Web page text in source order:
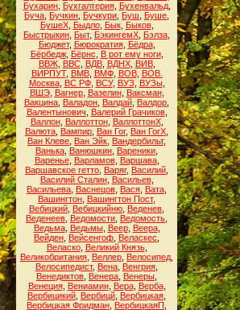
Бухарин, Бухгалтерия, Бухенвальд,
Буча Бучкин Бучкури Буш Буше
БушеХ, Быдло, Бык, Быков,
Быстрыкин Быт, БэкингемХ Бэлза
Бюджет, Бюрократия, Бёдра,
Бёрбедж, Бёрнс В рот ему ноги,
ВВЖ, ВВС, ВДВ, ВДНХ, ВИВ,
ВИРПУТ, ВМВ, ВМФ, ВОВ, ВОВ.
Москва, ВС РФ, ВСУ, ВУЗ ВУЗы,
ВШЭ, Вагнер, Вазелин, Ваксман,
Вакцина Валадон Валдай Валдор
Валентынович
Валерий Грачиков,
Валлон, Валлоттон, ВаллоттонХ,
Валюта Вампир Ван Гог, Ван ГогХ
Ван Клеве Ван Эйк Вандербильт,
Ванька Ванюшкин Вареники
Варенье, Варламов, Варшава,
Варшавское гетто Варяг, Василий
Василий Сталин, Васильев,
Васильева Васнецов Вася Вата
Вашингтон Вашингтон Пост,
Вебицкий Вебицкийню Веденев
Веденеев Ведомости Ведомость
Ведьма, Ведьмы, Веер, Веера,
Вейден Вейсенгоф Веласкес
Веласко, Великий Князь,
Великобритания Веллер Велосипед
Велосипедист, Вена Венгрия
Венедиктов Венера Венеры
Венеция, Вениамин, Вера, Верба,
Вербицикий Вербицй Вербицкая
Вербицкая Фридман ВербицкаяП